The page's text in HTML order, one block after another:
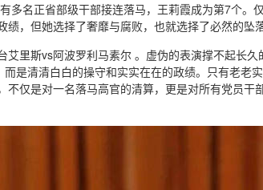
多名正省部级干部接连落马，王莉霞成为第7个。
，但她选择了奢靡与腐败，也就选择了必然的坠落
里斯vs阿波罗利马素尔 。虚伪的表演撑不起长
是清清白白的操守和实实在在的政绩。只有老老
仅是对一名落马高官的清算，更是对所有党员干